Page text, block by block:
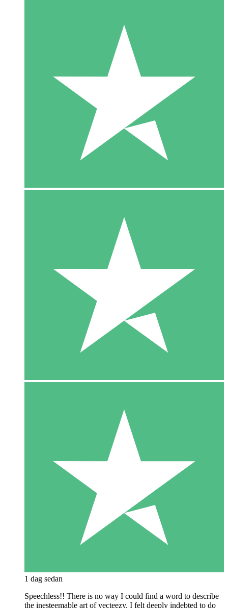
1 dag sedan
Speechless!! There is no way I could find a word to describe
the inesteemable art of vecteezy. I felt deeply indebted to do